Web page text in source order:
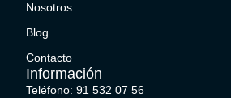
Nosotros
Blog
Contacto
Información
Teléfono: 91 532 07 56